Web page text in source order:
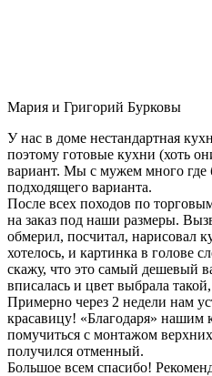
Мария и Григорий Бурковы
У нас в доме нестандартная
поэтому готовые кухни (хоть
вариант. Мы с мужем много
подходящего варианта.
После всех походов по
на заказ под наши размеры.
обмерил, посчитал, нарисовал
хотелось, и картинка в голове
скажу, что это самый дешевый
вписалась и цвет выбрала
Примерно через 2 недели нам
красавицу! «Благодаря»
помучиться с монтажом
получился отменный.
Большое всем спасибо!